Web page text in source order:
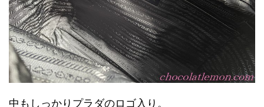
中もしっかりプラダのロゴ入り。